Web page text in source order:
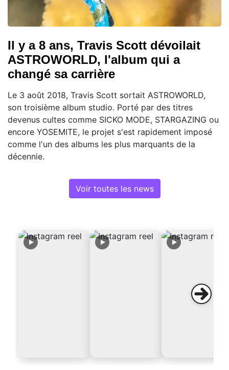
Il y a 8 ans, Travis Scott dévoilait
ASTROWORLD, l'album qui a
changé sa carrière
Le 3 août 2018, Travis Scott sortait ASTROWORLD,
son troisième album studio. Porté par des titres
devenus cultes comme SICKO MODE, STARGAZING ou
encore YOSEMITE, le projet s'est rapidement imposé
comme l'un des albums les plus marquants de la
décennie.
Voir toutes les news